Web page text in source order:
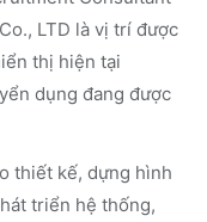
LTD là vị trí được
thị hiện tại
dụng đang được
thiết kế, dựng hình
triển hệ thống,